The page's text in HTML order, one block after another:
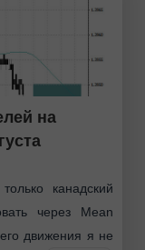
на
канадский
через Mean
движения я не